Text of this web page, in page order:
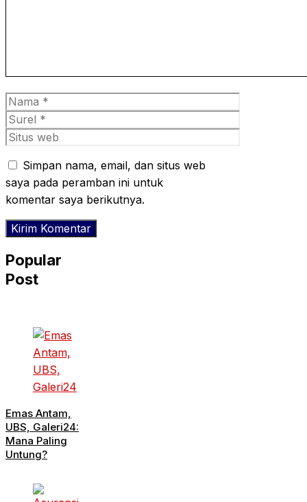
Nama
Surel
Situs
Simpan nama, email, dan situs web
saya pada peramban ini untuk
komentar saya berikutnya.
Popular
Post
Emas Antam,
UBS, Galeri24:
Mana Paling
Untung?